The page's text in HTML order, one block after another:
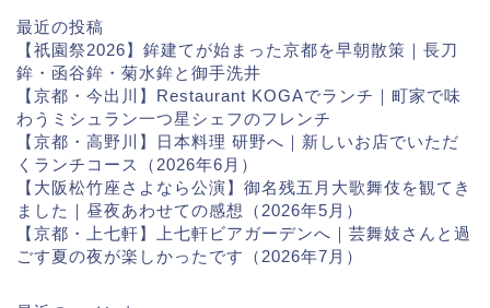
最近の投稿
【祇園祭2026】鉾建てが始まった京都を早朝散策｜長刀
鉾・函谷鉾・菊水鉾と御手洗井
【京都・今出川】Restaurant KOGAでランチ｜町家で味
わうミシュラン一つ星シェフのフレンチ
【京都・高野川】日本料理 研野へ｜新しいお店でいただ
くランチコース（2026年6月）
【大阪松竹座さよなら公演】御名残五月大歌舞伎を観てき
ました｜昼夜あわせての感想（2026年5月）
【京都・上七軒】上七軒ビアガーデンへ｜芸舞妓さんと過
ごす夏の夜が楽しかったです（2026年7月）